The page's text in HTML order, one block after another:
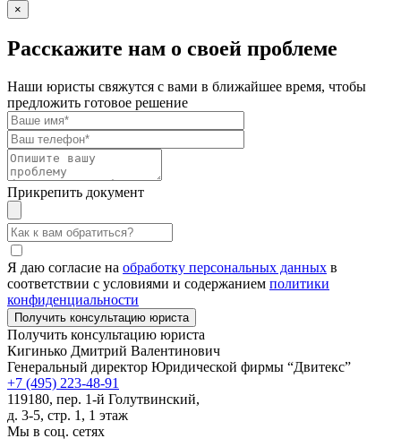
×
Расскажите нам о своей проблеме
Наши юристы свяжутся с вами в ближайшее время, чтобы
предложить готовое решение
Прикрепить документ
Я даю согласие на обработку персональных данных в
соответствии с условиями и содержанием политики
конфиденциальности
Получить консультацию юриста
Кигинько Дмитрий Валентинович
Генеральный директор Юридической фирмы “Двитекс”
+7 (495) 223-48-91
119180, пер. 1-й Голутвинский,
д. 3-5, стр. 1, 1 этаж
Мы в соц. сетях